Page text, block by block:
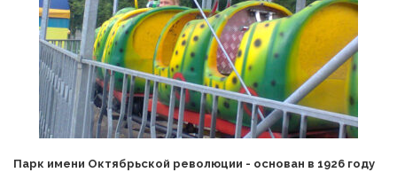
Парк имени Октябрьской революции - основан в 1926 году